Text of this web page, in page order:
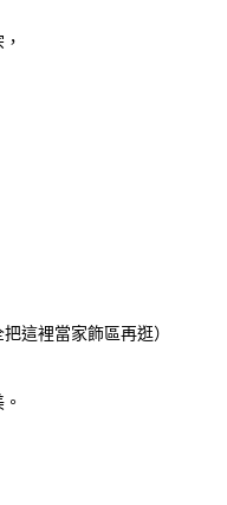
這裡當家飾區再逛）